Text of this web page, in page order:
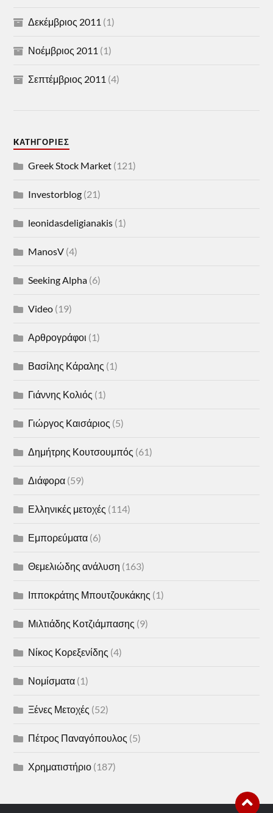
Δεκέμβριος 2011 (1)
Νοέμβριος 2011 (1)
Σεπτέμβριος 2011 (4)
KΑΤΗΓΟΡΊΕΣ
Greek Stock Market (121)
Investorblog (21)
leonidasdeligianakis (1)
ManosV (4)
Seeking Alpha (6)
Video (19)
Αρθρογράφοι (1)
Βασίλης Κάραλης (1)
Γιάννης Κολιός (1)
Γιώργος Καισάριος (5)
Δημήτρης Κουτσουμπός (61)
Διάφορα (59)
Ελληνικές μετοχές (114)
Εμπορεύματα (6)
Θεμελιώδης ανάλυση (163)
Ιπποκράτης Μπουτζουκάκης (1)
Μιλτιάδης Κοτζιάμπασης (9)
Νίκος Κορεξενίδης (4)
Νομίσματα (1)
Ξένες Μετοχές (52)
Πέτρος Παναγόπουλος (5)
Χρηματιστήριο (187)